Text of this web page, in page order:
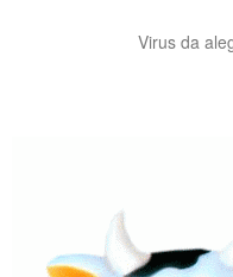
Virus da